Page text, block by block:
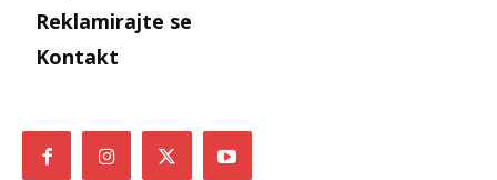
Reklamirajte se
Kontakt